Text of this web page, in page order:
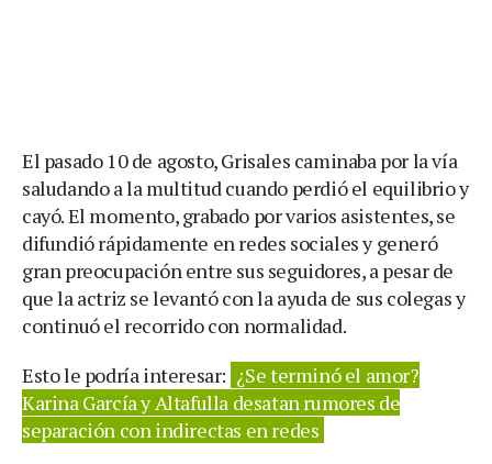
El pasado 10 de agosto, Grisales caminaba por la vía
saludando a la multitud cuando perdió el equilibrio y
cayó. El momento, grabado por varios asistentes, se
difundió rápidamente en redes sociales y generó
gran preocupación entre sus seguidores, a pesar de
que la actriz se levantó con la ayuda de sus colegas y
continuó el recorrido con normalidad.
Esto le podría interesar: ¿Se terminó el amor?
Karina García y Altafulla desatan rumores de
separación con indirectas en redes